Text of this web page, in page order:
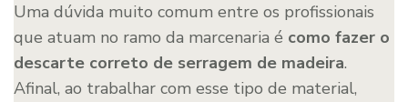
Uma dúvida muito comum entre os profissionais
que atuam no ramo da marcenaria é como fazer o
descarte correto de serragem de madeira.
Afinal, ao trabalhar com esse tipo de material,